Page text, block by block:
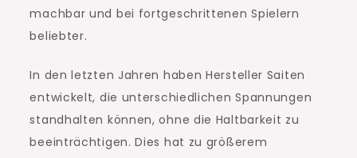
machbar und bei fortgeschrittenen Spielern
beliebter.
In den letzten Jahren haben Hersteller Saiten
entwickelt, die unterschiedlichen Spannungen
standhalten können, ohne die Haltbarkeit zu
beeinträchtigen. Dies hat zu größerem